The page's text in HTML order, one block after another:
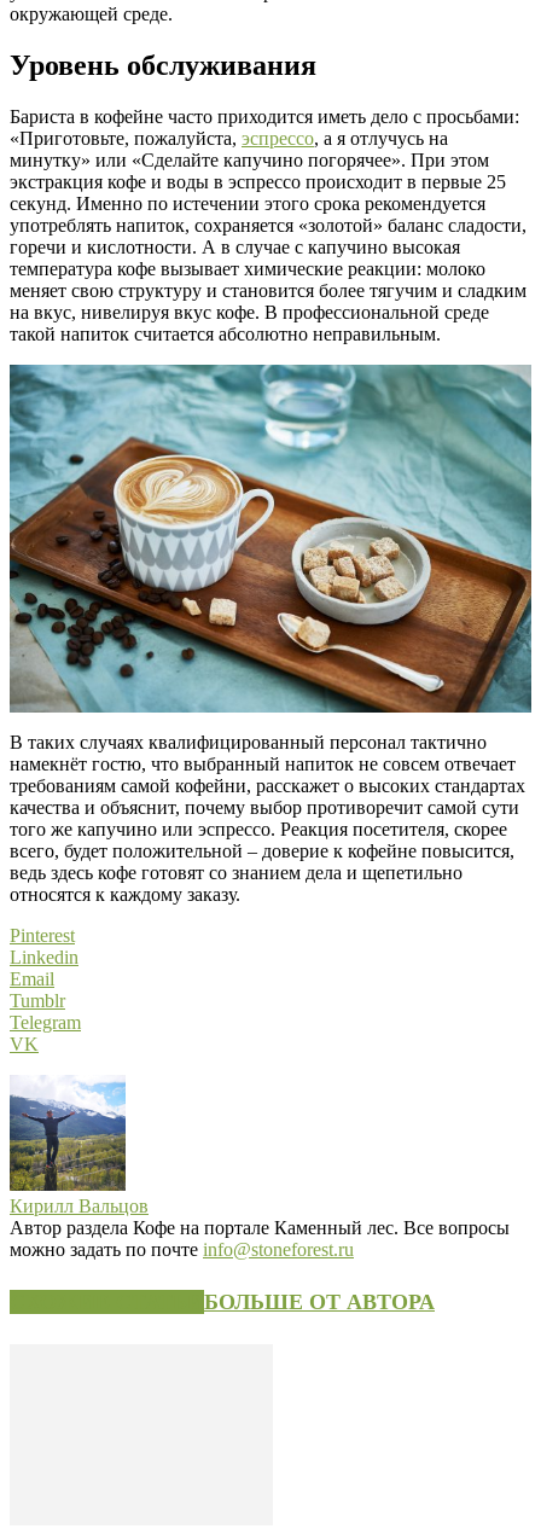
окружающей среде.
Уровень обслуживания
Бариста в кофейне часто приходится иметь дело с просьбами:
«Приготовьте, пожалуйста, эспрессо, а я отлучусь на
минутку» или «Сделайте капучино погорячее». При этом
экстракция кофе и воды в эспрессо происходит в первые 25
секунд. Именно по истечении этого срока рекомендуется
употреблять напиток, сохраняется «золотой» баланс сладости,
горечи и кислотности. А в случае с капучино высокая
температура кофе вызывает химические реакции: молоко
меняет свою структуру и становится более тягучим и сладким
на вкус, нивелируя вкус кофе. В профессиональной среде
такой напиток считается абсолютно неправильным.
В таких случаях квалифицированный персонал тактично
намекнёт гостю, что выбранный напиток не совсем отвечает
требованиям самой кофейни, расскажет о высоких стандартах
качества и объяснит, почему выбор противоречит самой сути
того же капучино или эспрессо. Реакция посетителя, скорее
всего, будет положительной – доверие к кофейне повысится,
ведь здесь кофе готовят со знанием дела и щепетильно
относятся к каждому заказу.
Pinterest
Linkedin
Email
Tumblr
Telegram
VK
Кирилл Вальцов
Автор раздела Кофе на портале Каменный лес. Все вопросы
можно задать по почте info@stoneforest.ru
БОЛЬШЕ ОТ АВТОРА